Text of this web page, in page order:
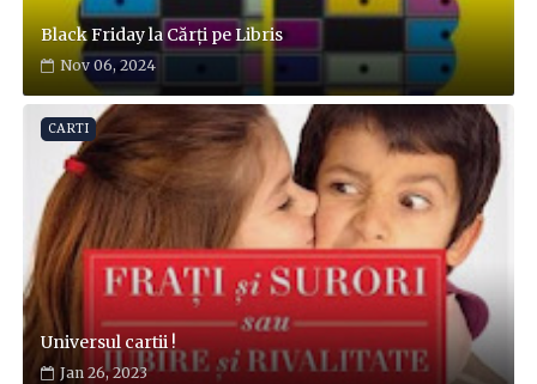
Black Friday la Cărți pe Libris
Nov 06, 2024
CARTI
Universul cartii !
Jan 26, 2023